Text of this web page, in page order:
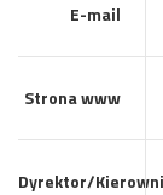
E-mail
Strona www
Dyrektor/